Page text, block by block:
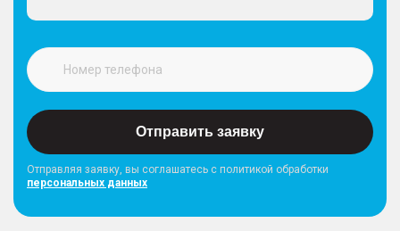
Отправить заявку
Отправляя заявку, вы соглашатесь с политикой обработки
персональных данных